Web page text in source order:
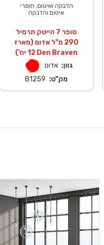
הדבקה ואיטום, חומרי
איטום והדבקה
סופר 7 הייטק תרמיל
290 מ"ל אדום (מארז
12 יח') Den Braven
גוון: אדום
מק"ט: B1259